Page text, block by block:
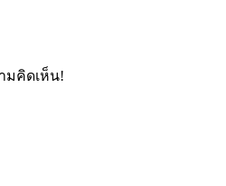
มคิดเห็น!